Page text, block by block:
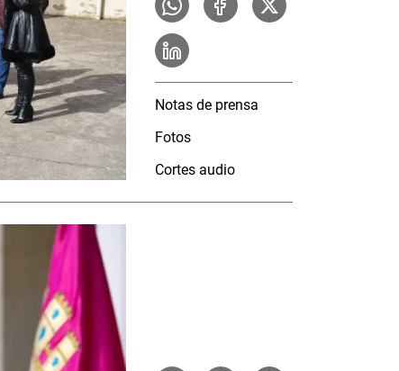
Notas de prensa
Fotos
Cortes audio